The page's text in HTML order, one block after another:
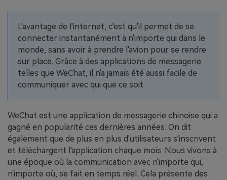
L'avantage de l'internet, c'est qu'il permet de se
connecter instantanément à n'importe qui dans le
monde, sans avoir à prendre l'avion pour se rendre
sur place. Grâce à des applications de messagerie
telles que WeChat, il n'a jamais été aussi facile de
communiquer avec qui que ce soit.
WeChat est une application de messagerie chinoise qui a
gagné en popularité ces dernières années. On dit
également que de plus en plus d'utilisateurs s'inscrivent
et téléchargent l'application chaque mois. Nous vivons à
une époque où la communication avec n'importe qui,
n'importe où, se fait en temps réel. Cela présente des